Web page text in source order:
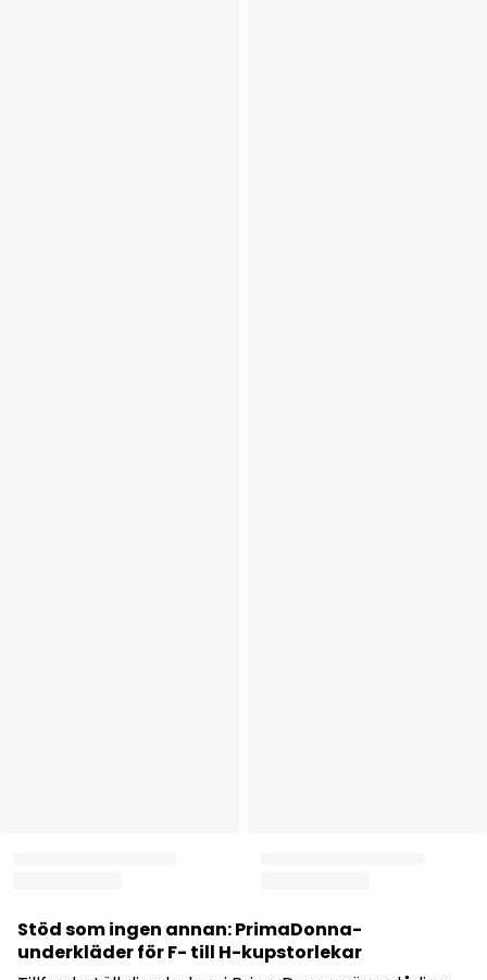
Stöd som ingen annan: PrimaDonna-
underkläder för F- till H-kupstorlekar